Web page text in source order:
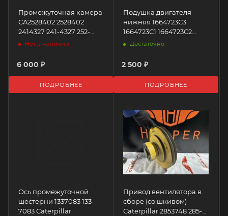
Промежуточная камера
CA2528402 2528402
2414327 241-4327 252-
8402 Caterpillar
Нет в наличии
6 000 ₽
ПОДРОБНЕЕ
Подушка двигателя
нижняя 1664723C3
1664723C1 1664723C2
1664723C4 M17451
Достаточно
2 500 ₽
ПОДРОБНЕЕ
Ось промежуточной
шестерни 1337083 133-
7083 Caterpillar
Привод вентилятора в
сборе (со шкивом)
Caterpillar 2853748 285-